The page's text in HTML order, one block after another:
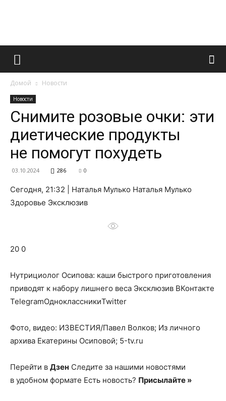
Французский
и
о
нем
Домой Новости
Новости
Снимите розовые очки: эти
диетические продукты
не помогут похудеть
03.10.2024 286 0
Сегодня, 21:32 | Наталья Мулько Наталья Мулько
Здоровье Эксклюзив
20 0
Нутрициолог Осипова: каши быстрого приготовления
приводят к набору лишнего веса Эксклюзив ВКонтакте
TelegramОдноклассникиTwitter
Фото, видео: ИЗВЕСТИЯ/Павел Волков; Из личного
архива Екатерины Осиповой; 5-tv.ru
Перейти в Дзен Следите за нашими новостями
в удобном формате Есть новость? Присылайте »